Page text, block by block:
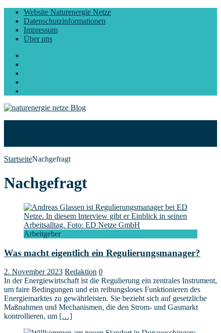
Website Naturenergie Netze
Datenschutzinformationen
Impressum
Über uns
StartseiteNachgefragt
Nachgefragt
Arbeitgeber
Was macht eigentlich ein Regulierungsmanager?
2. November 2023 Redaktion 0
In der Energiewirtschaft ist die Regulierung ein zentrales Instrument,
um faire Bedingungen und ein reibungsloses Funktionieren des
Energiemarktes zu gewährleisten. Sie bezieht sich auf gesetzliche
Maßnahmen und Mechanismen, die den Strom- und Gasmarkt
kontrollieren, um […]